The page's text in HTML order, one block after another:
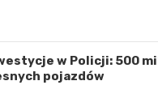
w Policji: 500
pojazdów